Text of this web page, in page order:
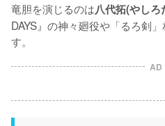
竜胆を演じるのは八代拓(やしろ
DAYS』の神々廻役や「るろ剣
す。
AD